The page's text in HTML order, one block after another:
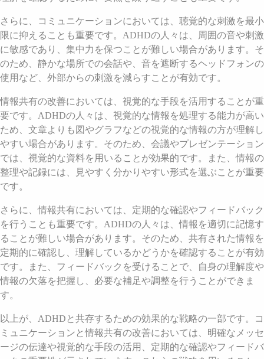
さらに、コミュニケーションにおいては、聴覚的な刺激を最小
限に抑えることも重要です。ADHDの人々は、周囲の音や刺激
に敏感であり、集中力を保つことが難しい場合があります。そ
のため、静かな場所での会話や、音を遮断するヘッドフォンの
使用など、外部からの刺激を減らすことが有効です。
情報共有の改善においては、視覚的な手段を活用することが重
要です。ADHDの人々は、視覚的な情報を処理する能力が高い
ため、文章よりも図やグラフなどの視覚的な情報の方が理解し
やすい場合があります。そのため、会議やプレゼンテーション
では、視覚的な資料を用いることが効果的です。また、情報の
整理や記録には、見やすく分かりやすい形式を選ぶことが重要
です。
さらに、情報共有においては、定期的な確認やフィードバック
を行うことも重要です。ADHDの人々は、情報を適切に記憶す
ることが難しい場合があります。そのため、共有された情報を
定期的に確認し、理解しているかどうかを確認することが有効
です。また、フィードバックを受けることで、自身の理解度や
情報の欠落を把握し、必要な補足や調整を行うことができま
す。
以上が、ADHDと共存するための効果的な戦略の一部です。コ
ミュニケーションと情報共有の改善においては、明確なメッセ
ージの伝達や視覚的な手段の活用、定期的な確認やフィードバ